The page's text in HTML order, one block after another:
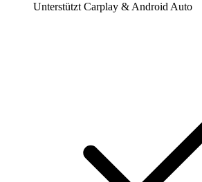
Unterstützt Carplay & Android Auto